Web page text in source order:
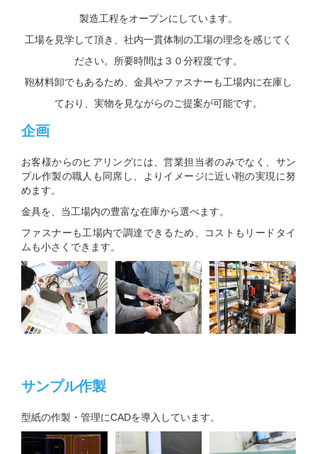
製造工程をオープンにしています。
工場を見学して頂き、社内一貫体制の工場の理念を感じてく
ださい。所要時間は３０分程度です。
鞄材料卸でもあるため、金具やファスナーも工場内に在庫し
ており、実物を見ながらのご提案が可能です。
企画
お客様からのヒアリングには、営業担当者のみでなく、サン
プル作製の職人も同席し、よりイメージに近い鞄の実現に努
めます。
金具を、当工場内の豊富な在庫から選べます。
ファスナーも工場内で調達できるため、コストもリードタイ
ムも小さくできます。
サンプル作製
型紙の作製・管理にCADを導入しています。